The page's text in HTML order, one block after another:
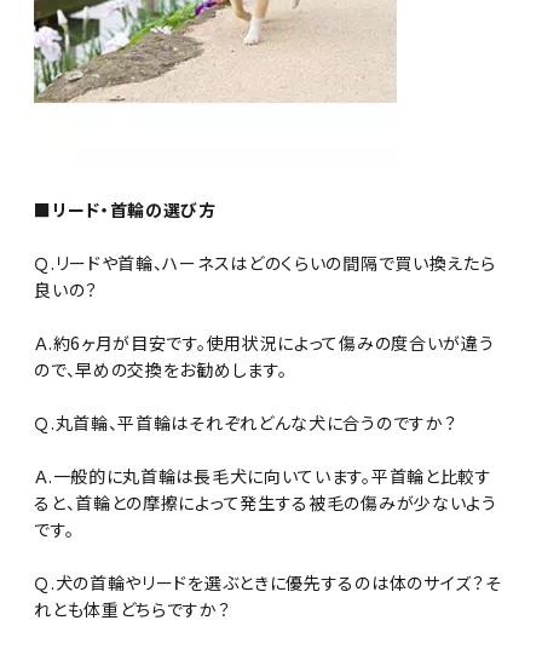
■リード・首輪の選び方
Ｑ.リードや首輪、ハーネスはどのくらいの間隔で買い換えたら
良いの？
Ａ.約6ヶ月が目安です。使用状況によって傷みの度合いが違う
ので、早めの交換をお勧めします。
Ｑ.丸首輪、平首輪はそれぞれどんな犬に合うのですか？
Ａ.一般的に丸首輪は長毛犬に向いています。平首輪と比較す
ると、首輪との摩擦によって発生する被毛の傷みが少ないよう
です。
Ｑ.犬の首輪やリードを選ぶときに優先するのは体のサイズ？そ
れとも体重どちらですか？